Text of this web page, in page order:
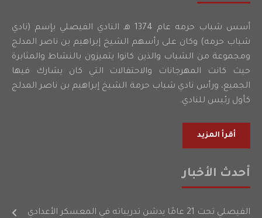
أسس شباب حرمه عام 1374 هـ النادي الفيصلي بإسم (نادي
شباب حرمه) وكان على رأسهم الشيخ إبراهيم بن ناصر المدلج
ومجموعة من الشباب والذين كانوا يتميزون بالنشاط والمثابرة
حيث كانت المهرجانات والاحتفالات التي كان يشارك فيها
الجميع، ورأس نادي شباب حرمة الشيخ إبراهيم بن ناصر المدلج
كأول رئيس للنادي.
أقرأ المزيد
أحدث الأخبار
الفيصلي تحت 21 عامًا يدشن تدريباته في المعسكر الأعدادي